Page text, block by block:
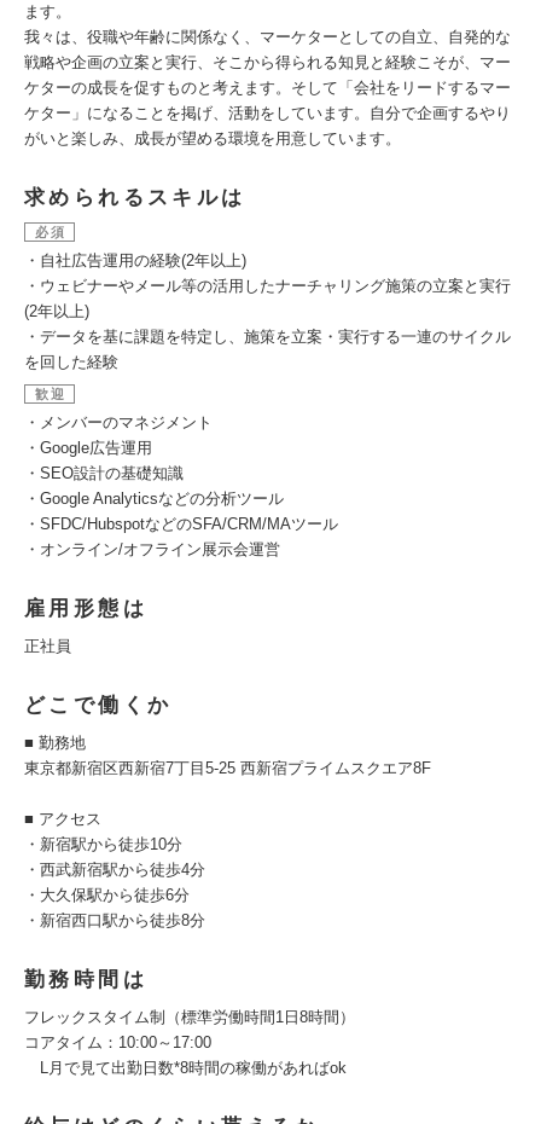
ます。
我々は、役職や年齢に関係なく、マーケターとしての自立、自発的な
戦略や企画の立案と実行、そこから得られる知見と経験こそが、マー
ケターの成長を促すものと考えます。そして「会社をリードするマー
ケター」になることを掲げ、活動をしています。自分で企画するやり
がいと楽しみ、成長が望める環境を用意しています。
求められるスキルは
必須
・自社広告運用の経験(2年以上)
・ウェビナーやメール等の活用したナーチャリング施策の立案と実行
(2年以上)
・データを基に課題を特定し、施策を立案・実行する一連のサイクル
を回した経験
歓迎
・メンバーのマネジメント
・Google広告運用
・SEO設計の基礎知識
・Google Analyticsなどの分析ツール
・SFDC/HubspotなどのSFA/CRM/MAツール
・オンライン/オフライン展示会運営
雇用形態は
正社員
どこで働くか
■ 勤務地
東京都新宿区西新宿7丁目5-25 西新宿プライムスクエア8F
■ アクセス
・新宿駅から徒歩10分
・西武新宿駅から徒歩4分
・大久保駅から徒歩6分
・新宿西口駅から徒歩8分
勤務時間は
フレックスタイム制（標準労働時間1日8時間）
コアタイム：10:00～17:00
L月で見て出勤日数*8時間の稼働があればok